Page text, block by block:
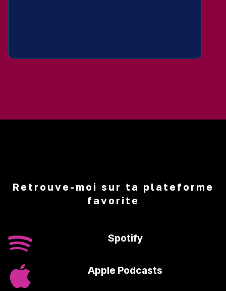
Retrouve-moi sur ta plateforme
favorite
Spotify
Apple Podcasts